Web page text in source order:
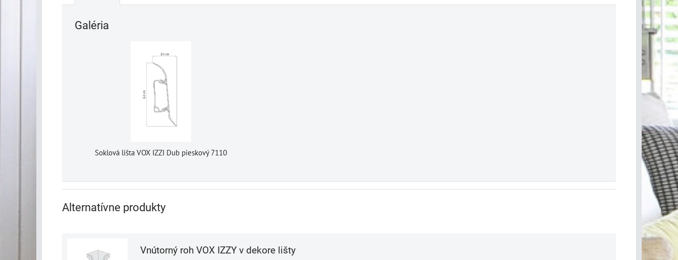
Galéria
Soklová lišta VOX IZZI Dub pieskový 7110
Alternatívne produkty
Vnútorný roh VOX IZZY v dekore lišty